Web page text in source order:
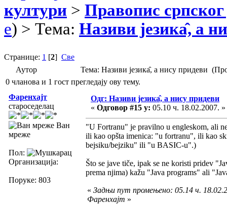
култури > Правопис српског
e) > Тема: Називи језика̂, а
Странице: 1 [2] Све
Аутор
Тема: Називи језика̂, а нису придеви
0 чланова и 1 гост прегледају ову тему.
Фаренхајт
староседелац
Ван
мреже
Пол:
Организација:
Поруке: 803
Одг: Називи језика̂, а нису придеви
« Одговор #15 у: 05.10 ч. 18.02.2007. »
"U Fortranu" je pravilno u engleskom, ali
ili kao opšta imenica: "u fortranu", ili kao
bejsiku/bejziku" ili "u BASIC-u".)
Što se jave tiče, ipak se ne koristi pridev
prema njima) kažu "Java programs" ali
« Задњи пут промењено: 05.14 ч.
Фаренхајт »